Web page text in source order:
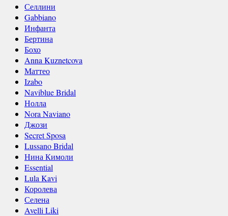
Селлини
Gabbiano
Инфанта
Бертина
Бохо
Anna Kuznetcova
Маттео
Izabo
Naviblue Bridal
Нолла
Nora Naviano
Джози
Secret Sposa
Lussano Bridal
Нина Кимоли
Essential
Lula Kavi
Королева
Селена
Avelli Liki